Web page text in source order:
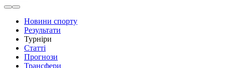
Новини спорту
Результати
Турніри
Статті
Прогнози
Трансфери